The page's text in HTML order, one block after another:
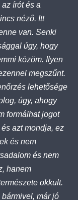
írót és a
néző. Itt
van. Senki
úgy, hogy
közöm. Ilyen
megszűnt.
lehetősége
úgy, ahogy
formálhat jogot
azt mondja, ez
és nem
és nem
hanem
okkult.
már jó